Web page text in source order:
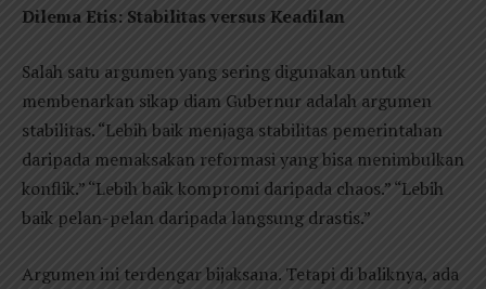
Dilema Etis: Stabilitas versus Keadilan
Salah satu argumen yang sering digunakan untuk
membenarkan sikap diam Gubernur adalah argumen
stabilitas. “Lebih baik menjaga stabilitas pemerintahan
daripada memaksakan reformasi yang bisa menimbulkan
konflik.” “Lebih baik kompromi daripada chaos.” “Lebih
baik pelan-pelan daripada langsung drastis.”
Argumen ini terdengar bijaksana. Tetapi di baliknya, ada